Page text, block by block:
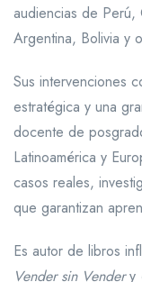
audiencias de Perú,
Argentina, Bolivia y
Sus intervenciones
estratégica y una
docente de
Latinoamérica y
casos reales,
que garantizan
Es autor de libros
Vender sin Vendery